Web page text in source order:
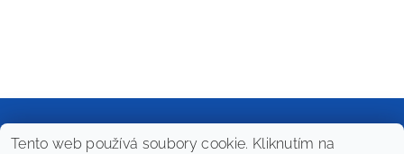
Tento web používá soubory cookie. Kliknutím na